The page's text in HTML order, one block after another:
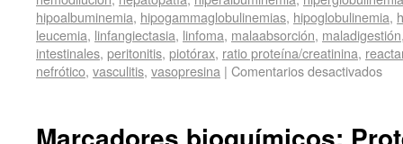
hipoalbuminemia, hipogammaglobulinemias, hipoglobulinemia,
leucemia, linfangiectasia, linfoma, malaabsorción, maladigestión
intestinales, peritonitis, piotórax, ratio proteína/creatinina,
nefrótico, vasculitis, vasopresina | Comentarios desactivados